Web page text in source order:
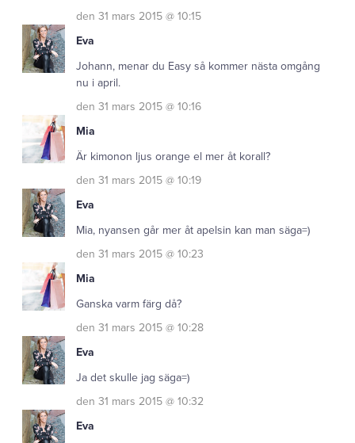
den 31 mars 2015 @ 10:15
Eva
Johann, menar du Easy så kommer nästa omgång
nu i april.
den 31 mars 2015 @ 10:16
Mia
Är kimonon ljus orange el mer åt korall?
den 31 mars 2015 @ 10:19
Eva
Mia, nyansen går mer åt apelsin kan man säga=)
den 31 mars 2015 @ 10:23
Mia
Ganska varm färg då?
den 31 mars 2015 @ 10:28
Eva
Ja det skulle jag säga=)
den 31 mars 2015 @ 10:32
Eva